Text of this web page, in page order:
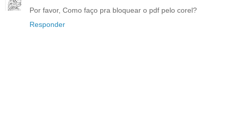
Por favor, Como faço pra bloquear o pdf pelo corel?
Responder